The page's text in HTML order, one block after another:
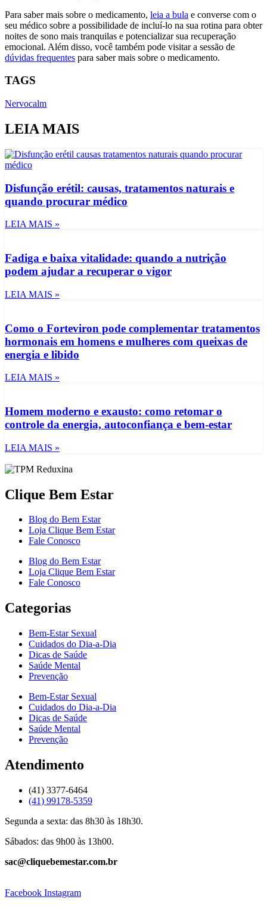
Para saber mais sobre o medicamento, leia a bula e converse com o
seu médico sobre a possibilidade de incluí-lo na sua rotina para obter
noites de sono mais tranquilas e potencializar sua recuperação
emocional. Além disso, você também pode visitar a sessão de
dúvidas frequentes para saber mais sobre o medicamento.
TAGS
Nervocalm
LEIA MAIS
Disfunção erétil: causas, tratamentos naturais e
quando procurar médico
LEIA MAIS »
Fadiga e baixa vitalidade: quando a nutrição
podem ajudar a recuperar o vigor
LEIA MAIS »
Como o Forteviron pode complementar tratamentos
hormonais em homens e mulheres com queixas de
energia e libido
LEIA MAIS »
Homem moderno e exausto: como retomar o
controle da energia, autoconfiança e bem-estar
LEIA MAIS »
Clique Bem Estar
Blog do Bem Estar
Loja Clique Bem Estar
Fale Conosco
Blog do Bem Estar
Loja Clique Bem Estar
Fale Conosco
Categorias
Bem-Estar Sexual
Cuidados do Dia-a-Dia
Dicas de Saúde
Saúde Mental
Prevenção
Bem-Estar Sexual
Cuidados do Dia-a-Dia
Dicas de Saúde
Saúde Mental
Prevenção
Atendimento
(41) 3377-6464
(41) 99178-5359
Segunda a sexta: das 8h30 às 18h30.
Sábados: das 9h00 às 13h00.
sac@cliquebemestar.com.br
Facebook Instagram